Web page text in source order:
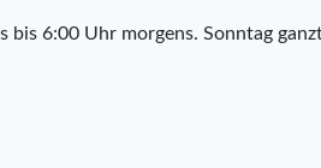
bis 6:00 Uhr morgens. Sonntag